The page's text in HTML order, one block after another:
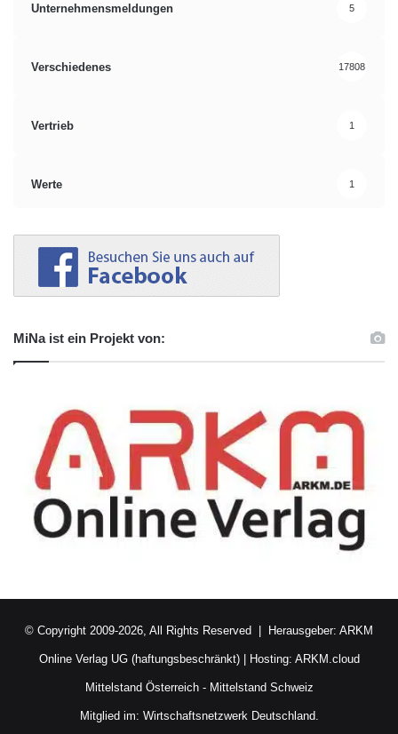
Unternehmensmeldungen 5
Verschiedenes 17808
Vertrieb 1
Werte 1
MiNa ist ein Projekt von:
© Copyright 2009-2026, All Rights Reserved | Herausgeber: ARKM
Online Verlag UG (haftungsbeschränkt)| Hosting: ARKM.cloud
Mittelstand Österreich- Mittelstand Schweiz
Mitglied im: Wirtschaftsnetzwerk Deutschland.